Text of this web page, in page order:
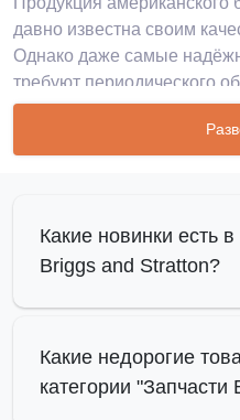
давно известна своим
Однако даже самые
требуют периодического
отдельных компонентов. В
представлены
Stratton, которые помогут
ресурс двигателей. Среди
запчасти Briggs and
стандартов бренда,
соответствует
параметрам агрегатов.
Какие новинки есть
Briggs and Stratton?
Какие недорогие
категории